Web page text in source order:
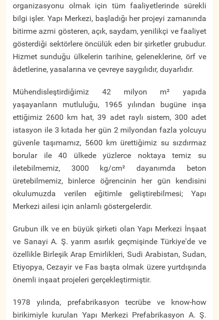
organizasyonu olmak için tüm faaliyetlerinde sürekli
bilgi işler. Yapı Merkezi, başladığı her projeyi zamanında
bitirme azmi gösteren, açık, saydam, yenilikçi ve faaliyet
gösterdiği sektörlere öncülük eden bir şirketler grubudur.
Hizmet sunduğu ülkelerin tarihine, geleneklerine, örf ve
âdetlerine, yasalarına ve çevreye saygılıdır, duyarlıdır.
Mühendisleştirdiğimiz 42 milyon m² yapıda
yaşayanların mutluluğu, 1965 yılından bugüne inşa
ettiğimiz 2600 km hat, 39 adet raylı sistem, 300 adet
istasyon ile 3 kıtada her gün 2 milyondan fazla yolcuyu
güvenle taşımamız, 5600 km ürettiğimiz su sızdırmaz
borular ile 40 ülkede yüzlerce noktaya temiz su
iletebilmemiz, 3000 kg/cm² dayanımda beton
üretebilmemiz, binlerce öğrencinin her gün kendisini
okulumuzda verilen eğitimle geliştirebilmesi; Yapı
Merkezi ailesi için anlamlı göstergelerdir.
Grubun ilk ve en büyük şirketi olan Yapı Merkezi İnşaat
ve Sanayi A. Ş. yarım asırlık geçmişinde Türkiye'de ve
özellikle Birleşik Arap Emirlikleri, Sudi Arabistan, Sudan,
Etiyopya, Cezayir ve Fas başta olmak üzere yurtdışında
önemli inşaat projeleri gerçekleştirmiştir.
1978 yılında, prefabrikasyon tecrübe ve know-how
birikimiyle kurulan Yapı Merkezi Prefabrikasyon A. Ş.